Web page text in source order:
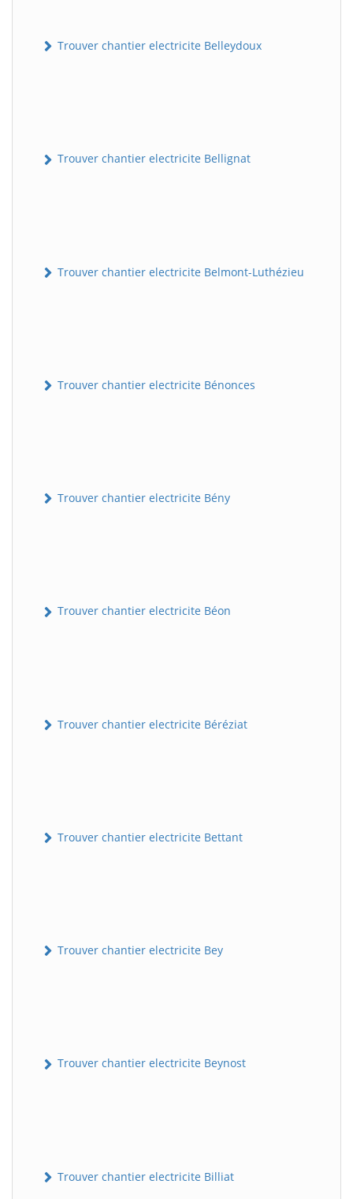
Trouver chantier electricite Belleydoux
Trouver chantier electricite Bellignat
Trouver chantier electricite Belmont-Luthézieu
Trouver chantier electricite Bénonces
Trouver chantier electricite Bény
Trouver chantier electricite Béon
Trouver chantier electricite Béréziat
Trouver chantier electricite Bettant
Trouver chantier electricite Bey
Trouver chantier electricite Beynost
Trouver chantier electricite Billiat